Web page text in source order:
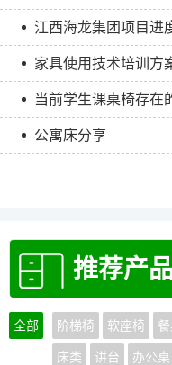
江西海龙集团项目进
家具使用技术培训方
当前学生课桌椅存在
公寓床分享
推荐产品
全部 阶梯椅 软座椅
床类 讲台 办公桌